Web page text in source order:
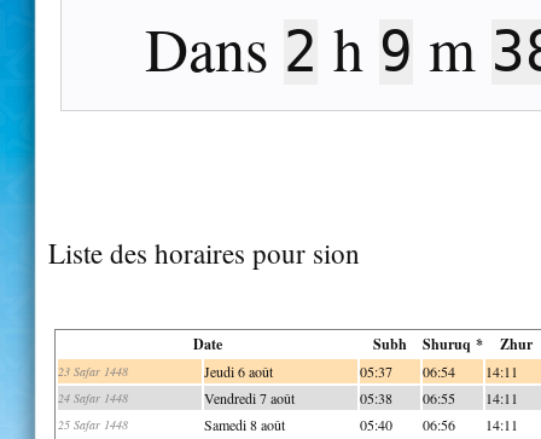
Dans 2 h 9 m
Liste des horaires pour sion
Date Subh Shuruq * Zhur
23 Safar 1448 Jeudi 6 août 05:37 06:54 14:11
24 Safar 1448 Vendredi 7 août 05:38 06:55 14:11
25 Safar 1448 Samedi 8 août 05:40 06:56 14:11